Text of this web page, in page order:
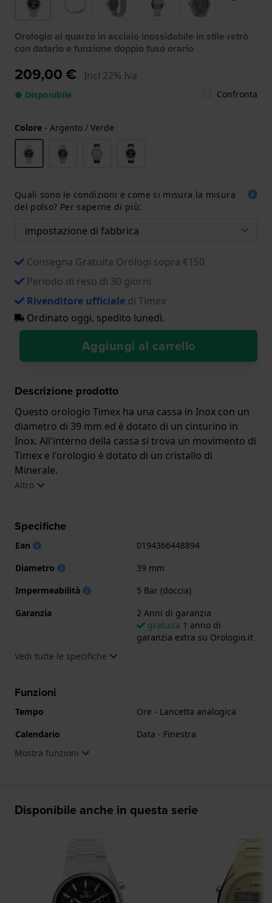
Orologio al quarzo in acciaio inossidabile in stile retrò
con datario e funzione doppio fuso orario
209,00 € Incl 22% Iva
● Disponibile Confronta
Colore - Argento / Verde
Quali sono le condizioni e come si misura la misura
del polso? Per saperne di più:
Consegna Gratuita Orologi sopra €150
Periodo di reso di 30 giorni
Rivenditore ufficiale di Timex
Ordinato oggi, spedito lunedì.
Aggiungi al carrello
Descrizione prodotto
Questo orologio Timex ha una cassa in Inox con un
diametro di 39 mm ed è dotato di un cinturino in
Inox. All'interno della cassa si trova un movimento di
Timex e l'orologio è dotato di un cristallo di
Minerale.
fornito con 2 Anni di garanzia.
Altro
Specifiche
Ean
0194366448894
Diametro
39 mm
Impermeabilità
5 Bar (doccia)
Garanzia
2 Anni di garanzia
gratuita 1 anno di
garanzia extra su Orologio.it
Vedi tutte le specifiche
Funzioni
Tempo
Ore - Lancetta analogica
Calendario
Data - Finestra
Mostra funzioni
Disponibile anche in questa serie